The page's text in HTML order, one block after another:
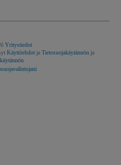
Yritystiedot
Käyttöehdot ja Tietosuojakäytännön ja